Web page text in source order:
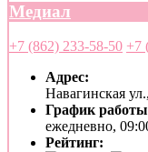
Медиал
+7 (862) 233-58-50 +7
Адрес:
Навагинская
График
ежедневно,
Рейтинг: